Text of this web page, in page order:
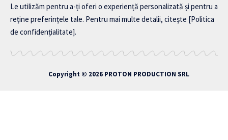
Le utilizăm pentru a-ți oferi o experiență personalizată și pentru a
reține preferințele tale. Pentru mai multe detalii, citește [Politica
de confidențialitate].
Copyright © 2026 PROTON PRODUCTION SRL